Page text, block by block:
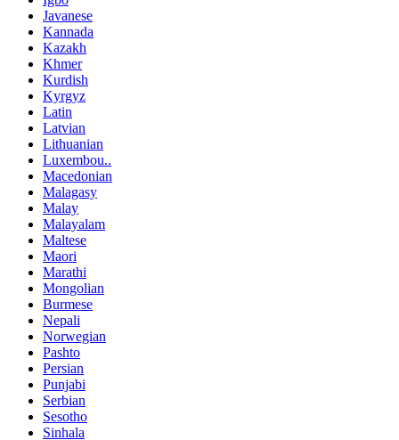
Javanese
Kannada
Kazakh
Khmer
Kurdish
Kyrgyz
Latin
Latvian
Lithuanian
Luxembou..
Macedonian
Malagasy
Malay
Malayalam
Maltese
Maori
Marathi
Mongolian
Burmese
Nepali
Norwegian
Pashto
Persian
Punjabi
Serbian
Sesotho
Sinhala